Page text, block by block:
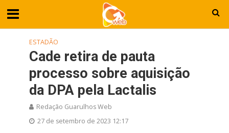
ESTADÃO
Cade retira de pauta
processo sobre aquisição
da DPA pela Lactalis
Redação Guarulhos Web
27 de setembro de 2023 12:17